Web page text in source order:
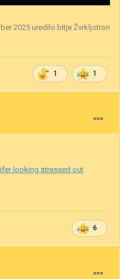
2025 uredilo bitje Žvrkljotron
1 1
6